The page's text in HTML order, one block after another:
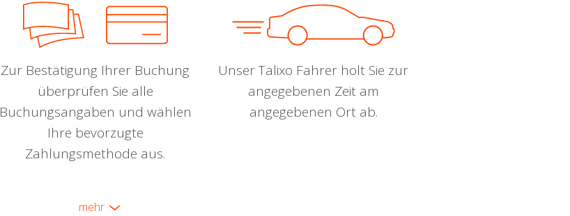
Zur Bestätigung Ihrer Buchung
überprüfen Sie alle
Buchungsangaben und wählen
Ihre bevorzugte
Zahlungsmethode aus.
Unser Talixo Fahrer holt Sie zur
angegebenen Zeit am
angegebenen Ort ab.
mehr